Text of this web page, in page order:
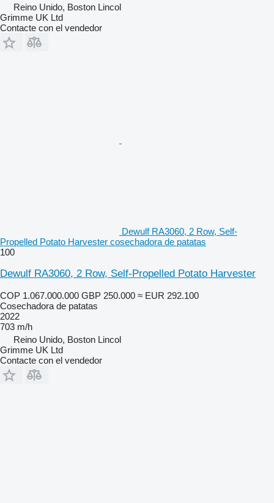
Reino Unido, Boston Lincol
Grimme UK Ltd
Contacte con el vendedor
Dewulf RA3060, 2 Row, Self-
Propelled Potato Harvester cosechadora de patatas
100
Dewulf RA3060, 2 Row, Self-Propelled Potato Harvester
COP 1.067.000.000 GBP 250.000 ≈ EUR 292.100
Cosechadora de patatas
2022
703 m/h
Reino Unido, Boston Lincol
Grimme UK Ltd
Contacte con el vendedor